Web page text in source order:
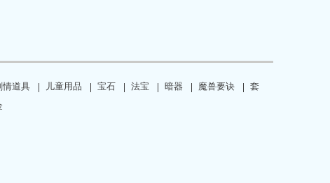
情道具 儿童用品 宝石 法宝 暗器 魔兽要诀
套